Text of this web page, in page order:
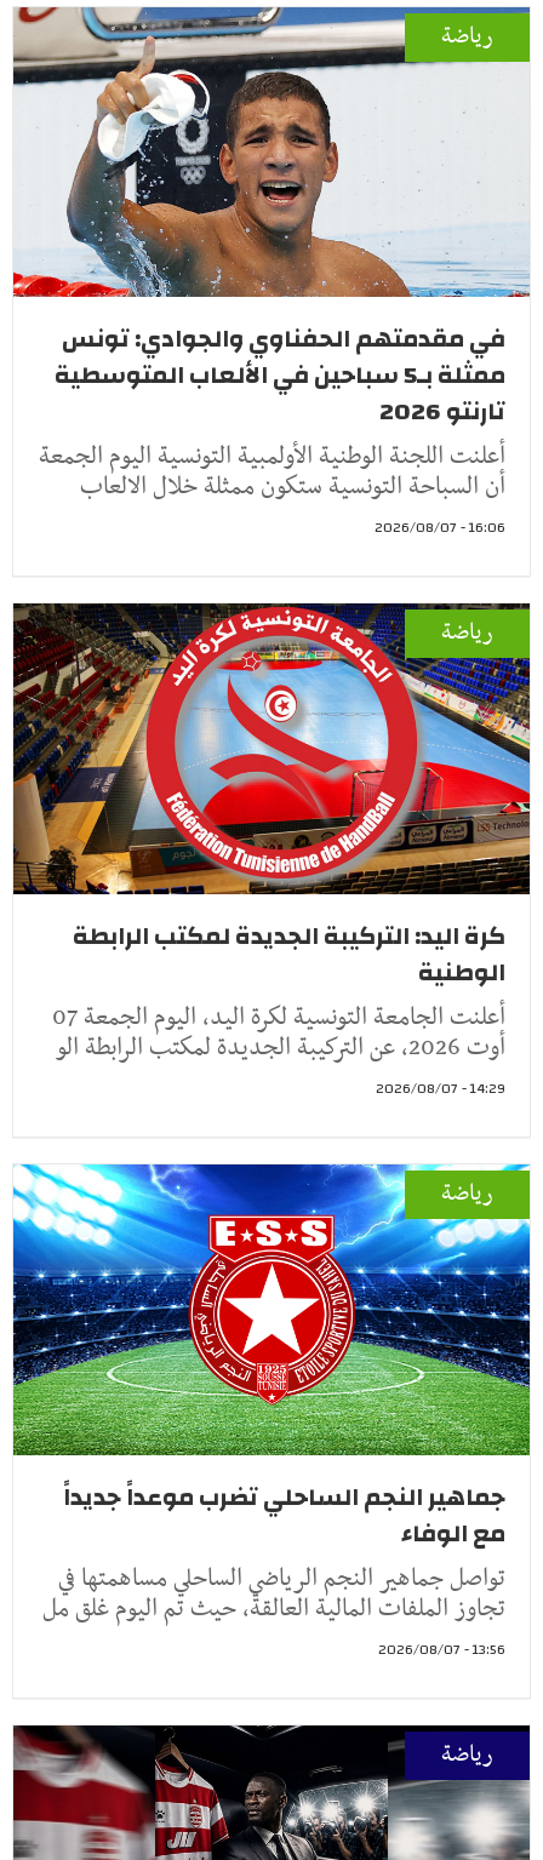
رياضة
في مقدمتهم الحفناوي والجوادي: تونس
ممثلة بـ5 سباحين في الألعاب المتوسطية
تارنتو 2026
أعلنت اللجنة الوطنية الأولمبية التونسية اليوم الجمعة
أن السباحة التونسية ستكون ممثلة خلال الالعاب
16:06 - 2026/08/07
رياضة
كرة اليد: التركيبة الجديدة لمكتب الرابطة
الوطنية
أعلنت الجامعة التونسية لكرة اليد، اليوم الجمعة 07
أوت 2026، عن التركيبة الجديدة لمكتب الرابطة الو
14:29 - 2026/08/07
رياضة
جماهير النجم الساحلي تضرب موعداً جديداً
مع الوفاء
تواصل جماهير النجم الرياضي الساحلي مساهمتها في
تجاوز الملفات المالية العالقة، حيث تم اليوم غلق مل
13:56 - 2026/08/07
رياضة